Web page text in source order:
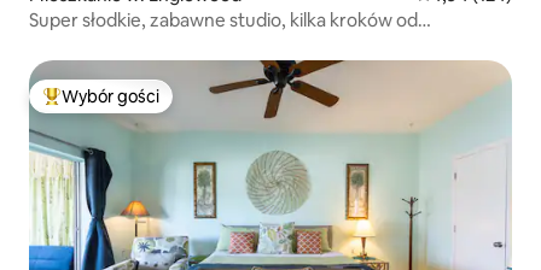
Super słodkie, zabawne studio, kilka kroków od
Najpopularniejsze z kategorii Wybór gości
Wybór gości